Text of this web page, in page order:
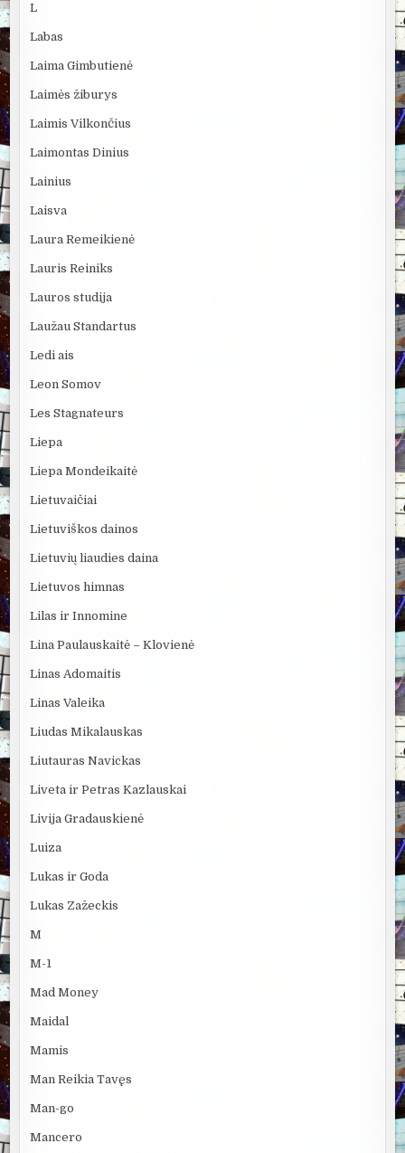
L
Labas
Laima Gimbutienė
Laimės žiburys
Laimis Vilkončius
Laimontas Dinius
Lainius
Laisva
Laura Remeikienė
Lauris Reiniks
Lauros studija
Laužau Standartus
Ledi ais
Leon Somov
Les Stagnateurs
Liepa
Liepa Mondeikaitė
Lietuvaičiai
Lietuviškos dainos
Lietuvių liaudies daina
Lietuvos himnas
Lilas ir Innomine
Lina Paulauskaitė – Klovienė
Linas Adomaitis
Linas Valeika
Liudas Mikalauskas
Liutauras Navickas
Liveta ir Petras Kazlauskai
Livija Gradauskienė
Luiza
Lukas ir Goda
Lukas Zažeckis
M
M-1
Mad Money
Maidal
Mamis
Man Reikia Tavęs
Man-go
Mancero